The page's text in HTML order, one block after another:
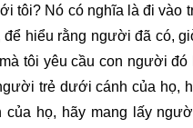
tôi? Nó có nghĩa là đi vào
để hiểu rằng người đã có,
tôi yêu cầu con người đó
trẻ dưới cánh của họ,
của họ, hãy mang lấy